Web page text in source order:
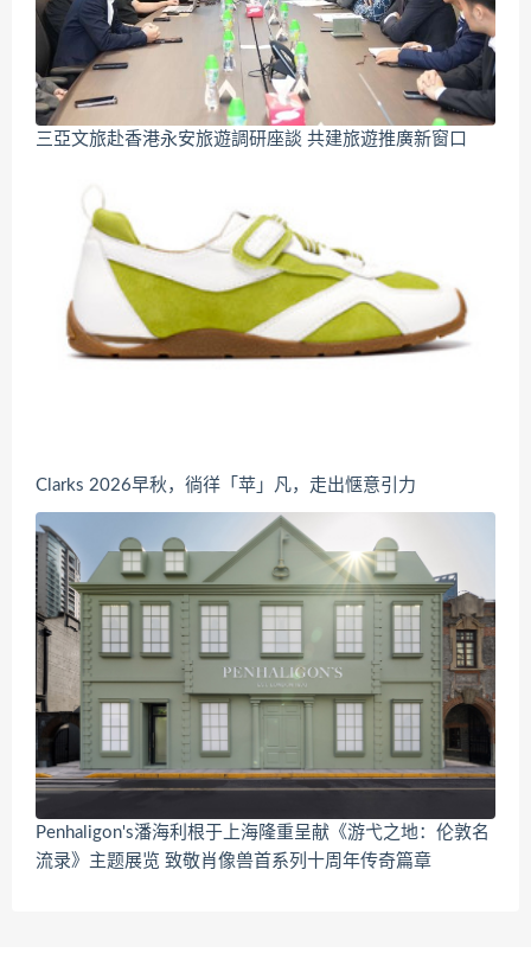
三亞文旅赴香港永安旅遊調研座談 共建旅遊推廣新窗口
Clarks 2026早秋，徜徉「苹」凡，走出惬意引力
Penhaligon's潘海利根于上海隆重呈献《游弋之地：伦敦名
流录》主题展览 致敬肖像兽首系列十周年传奇篇章